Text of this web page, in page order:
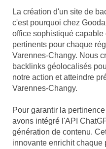
La création d'un site de
c'est pourquoi chez
office sophistiqué
pertinents pour chaque
Varennes-Changy. Nous
backlinks géolocalisés
notre action et atteindre
Varennes-Changy.
Pour garantir la
avons intégré l'API
génération de contenu.
innovante enrichit chaque